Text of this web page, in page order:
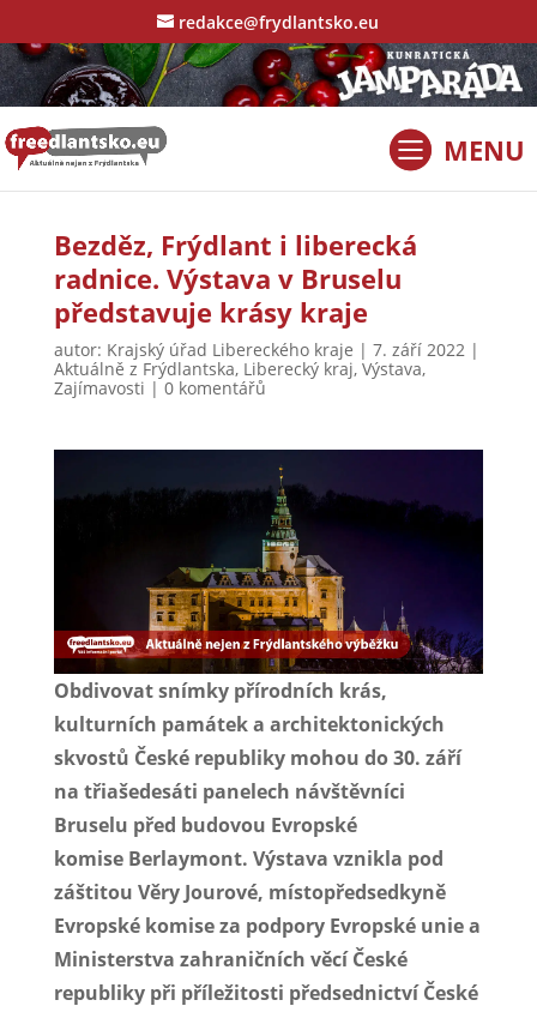
redakce@frydlantsko.eu
Bezděz, Frýdlant i liberecká
radnice. Výstava v Bruselu
představuje krásy kraje
autor: Krajský úřad Libereckého kraje | 7. září 2022 |
Aktuálně z Frýdlantska, Liberecký kraj, Výstava,
Zajímavosti | 0 komentářů
Obdivovat snímky přírodních krás,
kulturních památek a architektonických
skvostů České republiky mohou do 30. září
na třiašedesáti panelech návštěvníci
Bruselu před budovou Evropské
komise Berlaymont. Výstava vznikla pod
záštitou Věry Jourové, místopředsedkyně
Evropské komise za podpory Evropské unie a
Ministerstva zahraničních věcí České
republiky při příležitosti předsednictví České